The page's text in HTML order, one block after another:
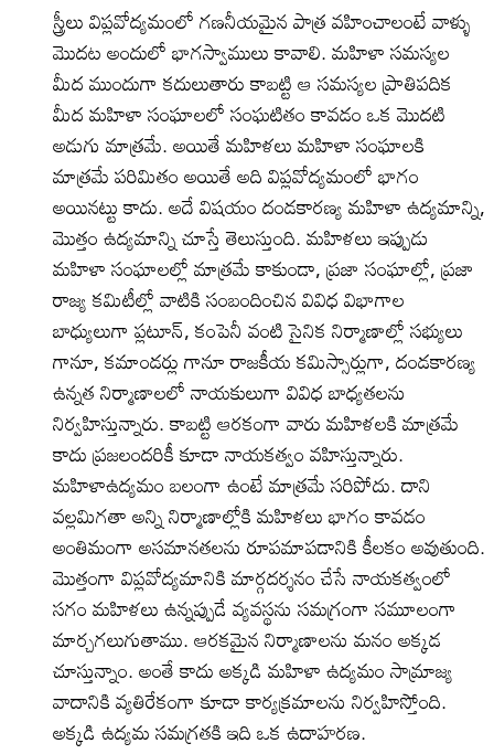
స్త్రీలు విప్లవోద్యమంలో గణనీయమైన పాత్ర వహించాలంటే వాళ్ళు
మొదట అందులో భాగస్వాములు కావాలి. మహిళా సమస్యల
మీద ముందుగా కదులుతారు కాబట్టి ఆ సమస్యల ప్రాతిపదిక
మీద మహిళా సంఘాలలో సంఘటితం కావడం ఒక మొదటి
అడుగు మాత్రమే. అయితే మహిళలు మహిళా సంఘాలకి
మాత్రమే పరిమితం అయితే అది విప్లవోద్యమంలో భాగం
అయినట్టు కాదు. అదే విషయం దండకారణ్య మహిళా ఉద్యమాన్ని,
మొత్తం ఉద్యమాన్ని చూస్తే తెలుస్తుంది. మహిళలు ఇప్పుడు
మహిళా సంఘాలల్లో మాత్రమే కాకుండా, ప్రజా సంఘాల్లో, ప్రజా
రాజ్య కమిటీల్లో వాటికి సంబందించిన వివిధ విభాగాల
బాధ్యులుగా ప్లటూన్, కంపెనీ వంటి సైనిక నిర్మాణాల్లో సభ్యులు
గానూ, కమాండర్లు గానూ రాజకీయ కమిస్సార్లుగా, దండకారణ్య
ఉన్నత నిర్మాణాలలో నాయకులుగా వివిధ బాధ్యతలను
నిర్వహిస్తున్నారు. కాబట్టి ఆరకంగా వారు మహిళలకి మాత్రమే
కాదు ప్రజలందరికీ కూడా నాయకత్వం వహిస్తున్నారు.
మహిళాఉద్యమం బలంగా ఉంటే మాత్రమే సరిపోదు. దాని
వల్లమిగతా అన్ని నిర్మాణాల్లోకి మహిళలు భాగం కావడం
అంతిమంగా అసమానతలను రూపమాపడానికి కీలకం అవుతుంది.
మొత్తంగా విప్లవోద్యమానికి మార్గదర్శనం చేసే నాయకత్వంలో
సగం మహిళలు ఉన్నప్పుడే వ్యవస్థను సమగ్రంగా సమూలంగా
మార్చగలుగుతాము. ఆరకమైన నిర్మాణాలను మనం అక్కడ
చూస్తున్నాం. అంతే కాదు అక్కడి మహిళా ఉద్యమం సామ్రాజ్య
వాదానికి వ్యతిరేకంగా కూడా కార్యక్రమాలను నిర్వహిస్తోంది.
అక్కడి ఉద్యమ సమగ్రతకి ఇది ఒక ఉదాహరణ.